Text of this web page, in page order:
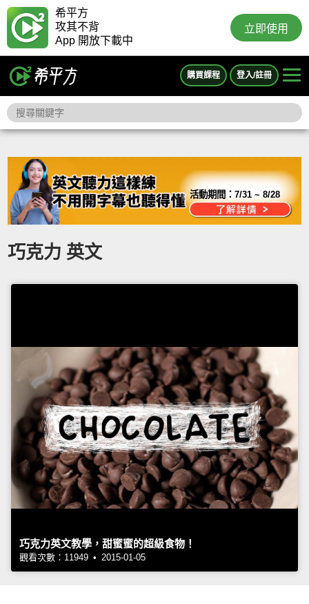
希平方
攻其不背
App 開放下載中
立即使用
購買課程 登入/註冊
活動期間：7/31 ~ 8/28
巧克力 英文
巧克力英文教學，甜蜜蜜的超級食物！
觀看次數：11949 • 2015-01-05